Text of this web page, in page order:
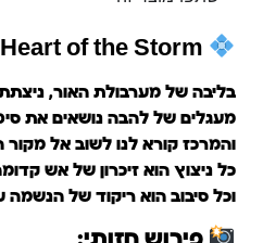
Heart of the Storm – לב הסערה
בליבה של מערבולת האור,
מעגלים של להבה נושאים את
והמרכז קורא לנו לשוב אל מקור
כל ניצוץ הוא זיכרון של אש
וכל סיבוב הוא ריקוד של